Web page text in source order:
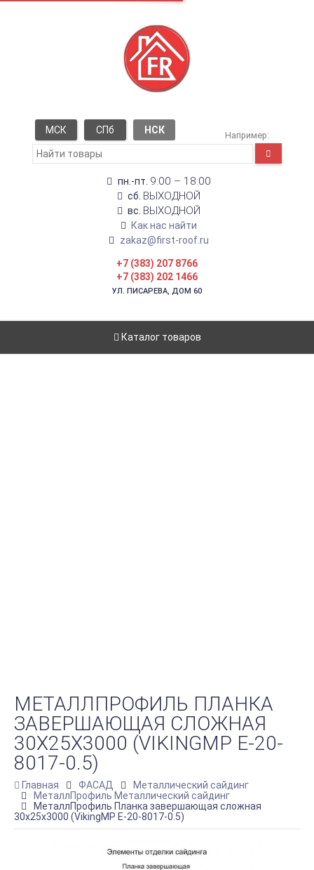
МСК СПб НСК Например:
пн.-пт. 9:00 – 18:00
сб. ВЫХОДНОЙ
вс. ВЫХОДНОЙ
Как нас найти
zakaz@first-roof.ru
+7 (383) 207 8766
+7 (383) 202 1466
УЛ. ПИСАРЕВА, ДОМ 60
Каталог товаров
МЕТАЛЛПРОФИЛЬ ПЛАНКА
ЗАВЕРШАЮЩАЯ СЛОЖНАЯ
30Х25Х3000 (VIKINGMP E-20-
8017-0.5)
Главная ФАСАД
Металлический сайдинг
МеталлПрофиль Металлический сайдинг
МеталлПрофиль Планка завершающая сложная
30х25х3000 (VikingMP E-20-8017-0.5)